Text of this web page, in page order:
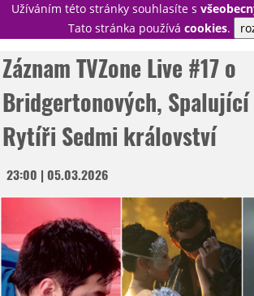
Užíváním této stránky souhlasíte s
Tato stránka používá cookies.
NOVINKY
TÉMATA
RECENZE
EPIZODY
KULT
TRAILERY
GALERIE
DISKUZE
STATISTIKY
TIRÁŽ
Záznam TVZone Live #17 o
Bridgertonových,
Rytíři Sedmi království
23:00 | 05.03.2026